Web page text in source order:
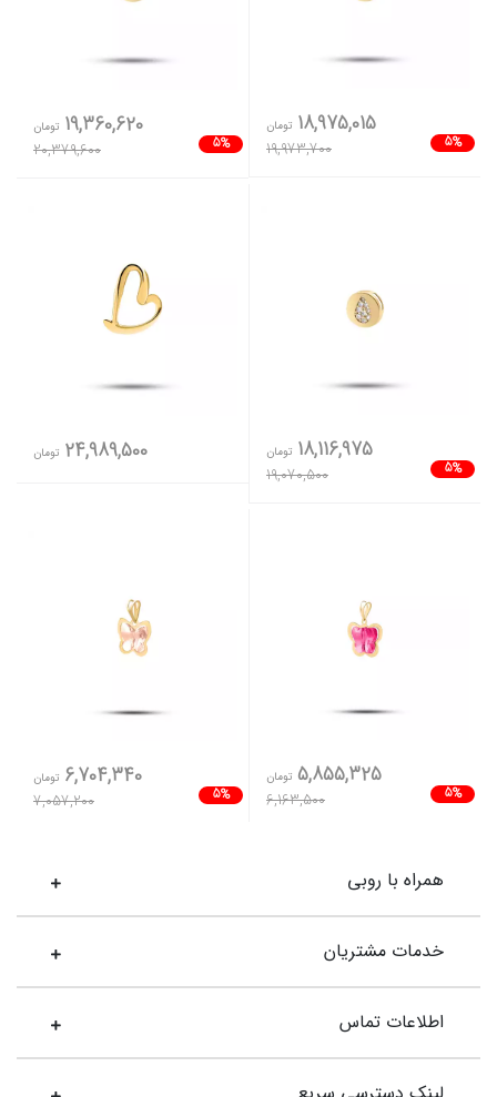
5%
18,975,015 تومان
19,973,700
5%
19,360,620 تومان
20,379,600
5%
18,116,975 تومان
19,070,500
24,989,500 تومان
5%
5,855,325 تومان
6,163,500
5%
6,704,340 تومان
7,057,200
همراه با روبی
خدمات مشتریان
اطلاعات تماس